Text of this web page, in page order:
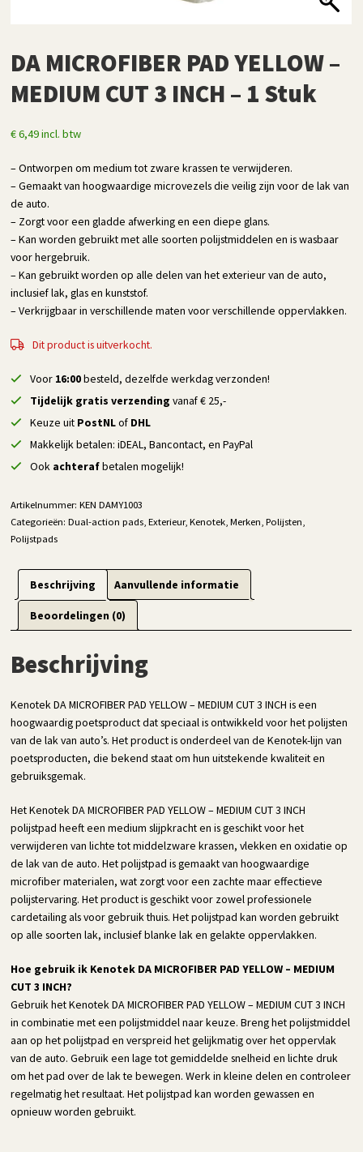
DA MICROFIBER PAD YELLOW –
MEDIUM CUT 3 INCH – 1 Stuk
€6,49incl. btw
– Ontworpen om medium tot zware krassen te verwijderen.
– Gemaakt van hoogwaardige microvezels die veilig zijn voor de lak van
de auto.
– Zorgt voor een gladde afwerking en een diepe glans.
– Kan worden gebruikt met alle soorten polijstmiddelen en is wasbaar
voor hergebruik.
– Kan gebruikt worden op alle delen van het exterieur van de auto,
inclusief lak, glas en kunststof.
– Verkrijgbaar in verschillende maten voor verschillende oppervlakken.
Dit product is uitverkocht.
Voor 16:00besteld, dezelfde werkdag verzonden!
Tijdelijk gratis verzending vanaf € 25,-
Keuze uit PostNLof DHL
Makkelijk betalen: iDEAL, Bancontact, en PayPal
Ook achterafbetalen mogelijk!
Artikelnummer:KEN DAMY1003
Categorieën:Dual-action pads ,Exterieur,Kenotek ,Merken ,Polijsten
Polijstpads
Beschrijving Aanvullende informatie
Beoordelingen (0)
Beschrijving
Kenotek DA MICROFIBER PAD YELLOW – MEDIUM CUT 3 INCH is een
hoogwaardig poetsproduct dat speciaal is ontwikkeld voor het polijsten
van de lak van auto’s. Het product is onderdeel van de Kenotek-lijn van
poetsproducten, die bekend staat om hun uitstekende kwaliteit en
gebruiksgemak.
Het Kenotek DA MICROFIBER PAD YELLOW – MEDIUM CUT 3 INCH
polijstpad heeft een medium slijpkracht en is geschikt voor het
verwijderen van lichte tot middelzware krassen, vlekken en oxidatie op
de lak van de auto. Het polijstpad is gemaakt van hoogwaardige
microfiber materialen, wat zorgt voor een zachte maar effectieve
polijstervaring. Het product is geschikt voor zowel professionele
cardetailing als voor gebruik thuis. Het polijstpad kan worden gebruikt
op alle soorten lak, inclusief blanke lak en gelakte oppervlakken.
Hoe gebruik ik Kenotek DA MICROFIBER PAD YELLOW – MEDIUM
CUT 3 INCH?
Gebruik het Kenotek DA MICROFIBER PAD YELLOW – MEDIUM CUT 3 INCH
in combinatie met een polijstmiddel naar keuze. Breng het polijstmiddel
aan op het polijstpad en verspreid het gelijkmatig over het oppervlak
van de auto. Gebruik een lage tot gemiddelde snelheid en lichte druk
om het pad over de lak te bewegen. Werk in kleine delen en controleer
regelmatig het resultaat. Het polijstpad kan worden gewassen en
opnieuw worden gebruikt.